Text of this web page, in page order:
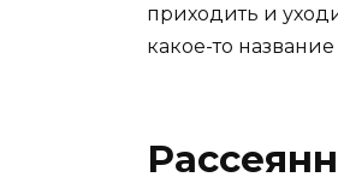
приходить и
какое-то